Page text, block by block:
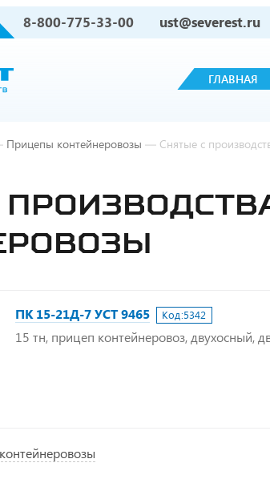
8-800-775-33-00 ust@severest.ru
ГЛАВНАЯ
Прицепы контейнеровозы — Снятые с
ПК 15-21Д-7 УСТ 9465 Код:5342
15 тн, прицеп контейнеровоз, двухосный,